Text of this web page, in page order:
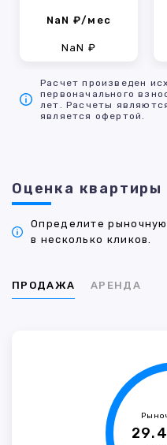
NaN ₽/мес
NaN ₽
Расчет произведен
первоначального
лет. Расчеты
является офертой.
Оценка квартиры
Определите
в несколько кликов.
ПРОДАЖА АРЕНДА